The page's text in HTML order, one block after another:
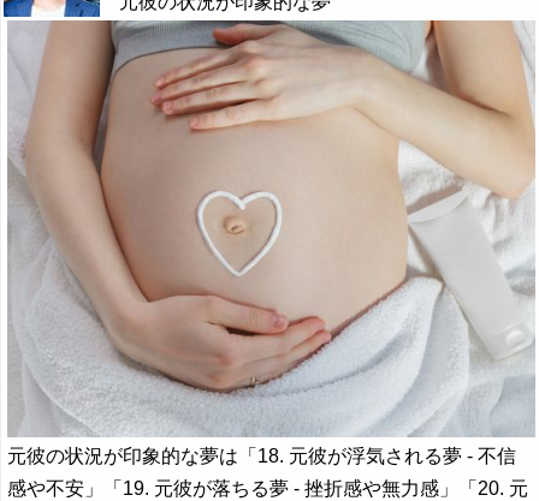
元彼の状況が印象的な夢は「18. 元彼が浮気される夢 - 不信
感や不安」「19. 元彼が落ちる夢 - 挫折感や無力感」「20. 元